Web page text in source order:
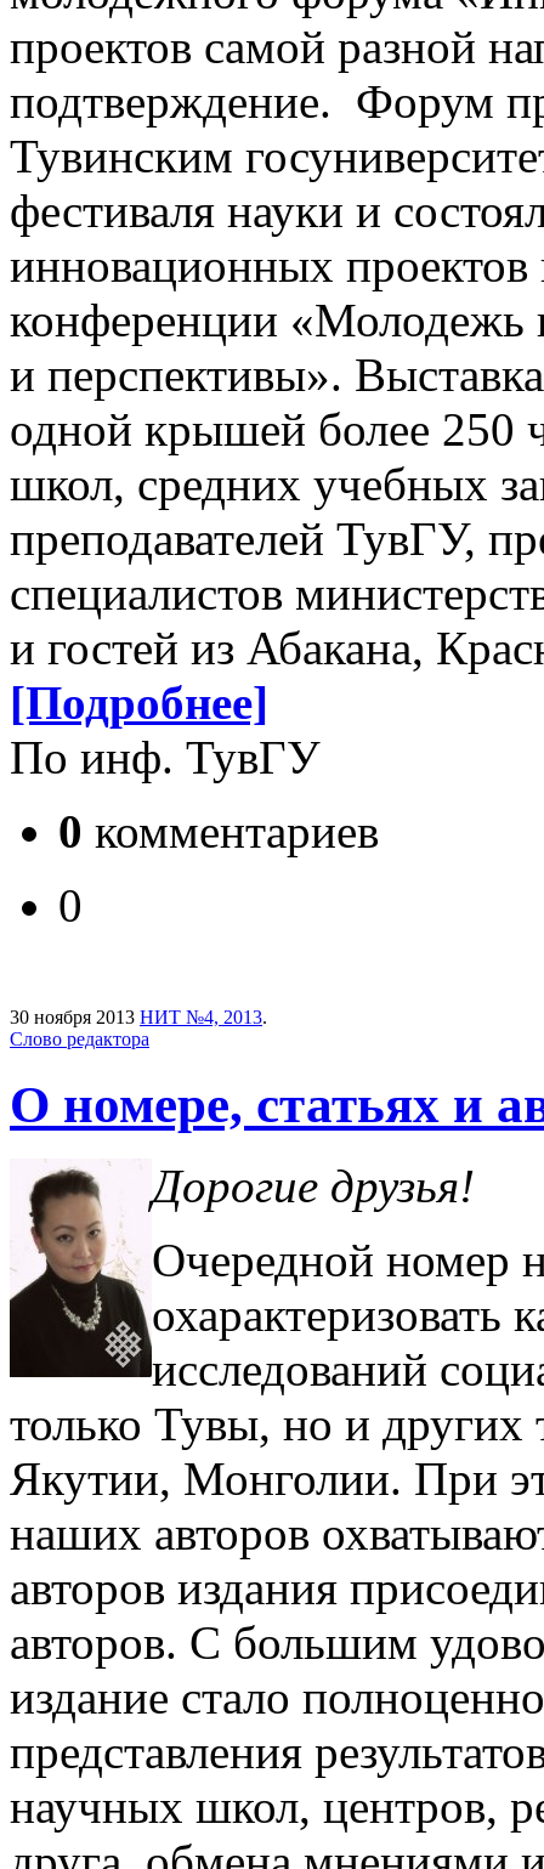
проектов самой разной
подтверждение. Форум
Тувинским
фестиваля науки и
инновационных
конференции «Молодежь
и перспективы».
одной крышей более 250
школ, средних учебных
преподавателей ТувГУ,
специалистов
и гостей из Абакана,
[Подробнее]
По инф. ТувГУ
0 комментариев
0
30 ноября 2013 НИТ №4, 2013.
Слово редактора
О номере, статьях и
Дорогие друзья!
Очередной номер
охарактеризовать
исследований
только Тувы, но и
Якутии, Монголии. При
наших авторов
авторов издания
авторов. С большим
издание стало
представления
научных школ, центров,